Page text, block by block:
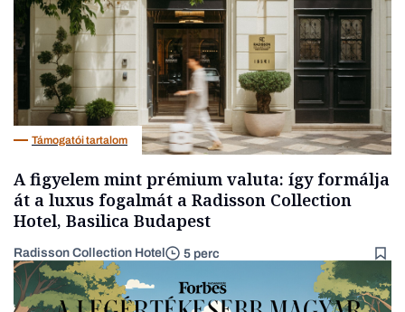
Támogatói tartalom
A figyelem mint prémium valuta: így formálja
át a luxus fogalmát a Radisson Collection
Hotel, Basilica Budapest
Radisson Collection Hotel 5 perc